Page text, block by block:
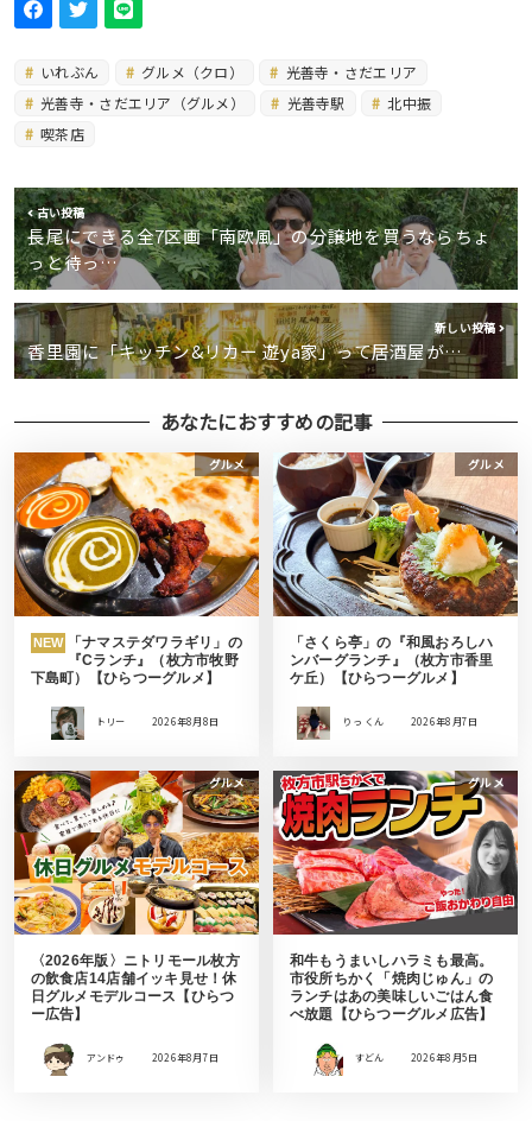
いれぶん グルメ（クロ）
光善寺・さだエリア
光善寺・さだエリア（グルメ）
光善寺駅
北中振
喫茶店
古い投稿
長尾にできる全7区画「南欧風」の分譲地を買うならちょ
っと待っ…
新しい投稿
香里園に「キッチン&リカー 遊ya家」って居酒屋が…
あなたにおすすめの記事
グルメ
NEW
「ナマステダワラギリ」の
『Cランチ』（枚方市牧野
下島町）【ひらつーグルメ】
トリー 2026年8月8日
グルメ
「さくら亭」の『和風おろしハ
ンバーグランチ』（枚方市香里
ケ丘）【ひらつーグルメ】
りっ くん 2026年8月7日
グルメ
〈2026年版〉ニトリモール枚方
の飲食店14店舗イッキ見せ！休
日グルメモデルコース【ひらつ
ー広告】
アンドゥ 2026年8月7日
グルメ
和牛もうまいしハラミも最高。
市役所ちかく「焼肉じゅん」の
ランチはあの美味しいごはん食
べ放題【ひらつーグルメ広告】
すどん 2026年8月5日